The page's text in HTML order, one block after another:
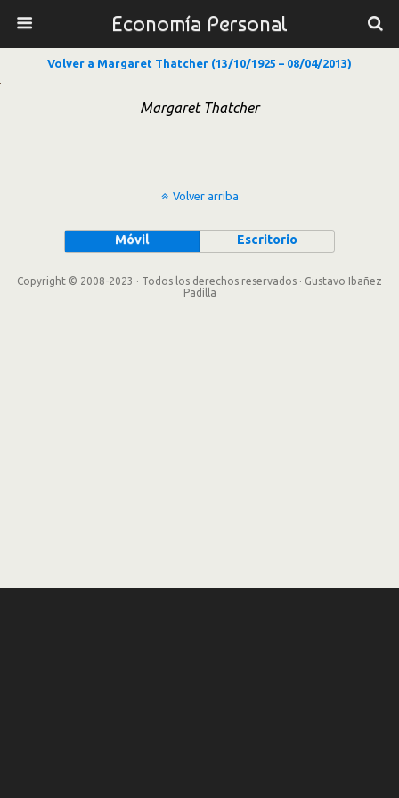
Economía Personal
Volver a Margaret Thatcher (13/10/1925 – 08/04/2013)
Margaret Thatcher
Volver arriba
Móvil Escritorio
Copyright © 2008-2023 · Todos los derechos reservados · Gustavo Ibañez
Padilla